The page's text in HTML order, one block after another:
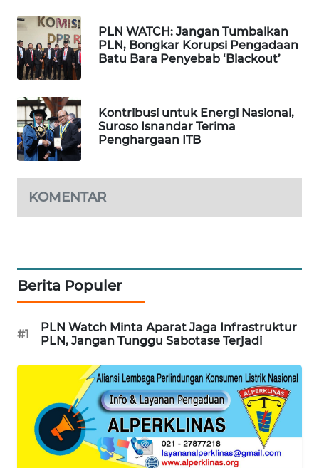
PLN WATCH: Jangan Tumbalkan
PLN, Bongkar Korupsi Pengadaan
Batu Bara Penyebab ‘Blackout’
Kontribusi untuk Energi Nasional,
Suroso Isnandar Terima
Penghargaan ITB
KOMENTAR
Berita Populer
#1
PLN Watch Minta Aparat Jaga Infrastruktur
PLN, Jangan Tunggu Sabotase Terjadi
BOGOR
WN
DEPOK
WN
TAPANULI
UTARA
WN
SAMOSIR
CIANJUR
WN
KEPULAUAN
SERIBU